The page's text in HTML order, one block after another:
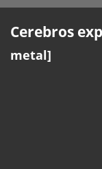
Cerebros
metal]